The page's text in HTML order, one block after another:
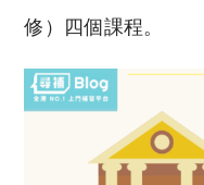
修）四個課程。